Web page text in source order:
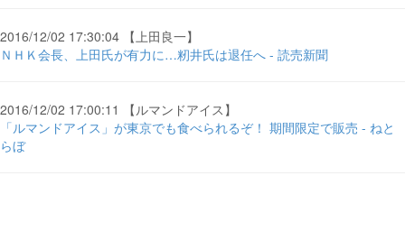
2016/12/02 17:30:04 【上田良一】
ＮＨＫ会長、上田氏が有力に…籾井氏は退任へ - 読売新聞
2016/12/02 17:00:11 【ルマンドアイス】
「ルマンドアイス」が東京でも食べられるぞ！ 期間限定で販売 - ねと
らぼ